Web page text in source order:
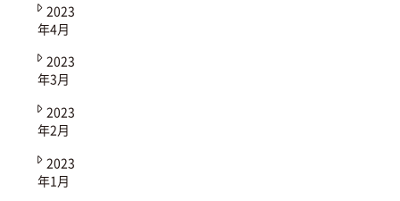
2023
年4月
2023
年3月
2023
年2月
2023
年1月